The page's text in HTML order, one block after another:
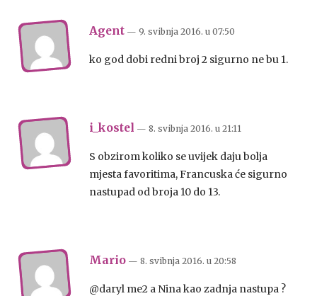
Agent — 9. svibnja 2016. u 07:50
ko god dobi redni broj 2 sigurno ne bu 1.
i_kostel — 8. svibnja 2016. u 21:11
S obzirom koliko se uvijek daju bolja
mjesta favoritima, Francuska će sigurno
nastupad od broja 10 do 13.
Mario — 8. svibnja 2016. u 20:58
@daryl me2 a Nina kao zadnja nastupa ?